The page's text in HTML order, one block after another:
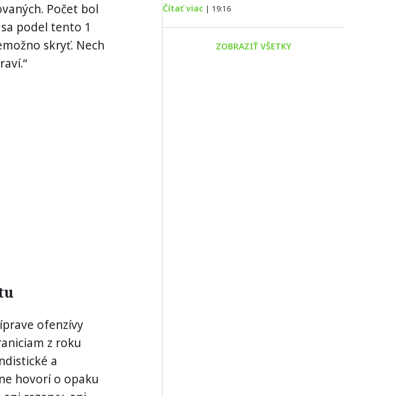
Počet bol
podel tento 1
skryť. Nech
ofenzívy
z roku
a
hovorí o opaku
Čítať viac | 19:16
ZOBRAZIŤ VŠETKY